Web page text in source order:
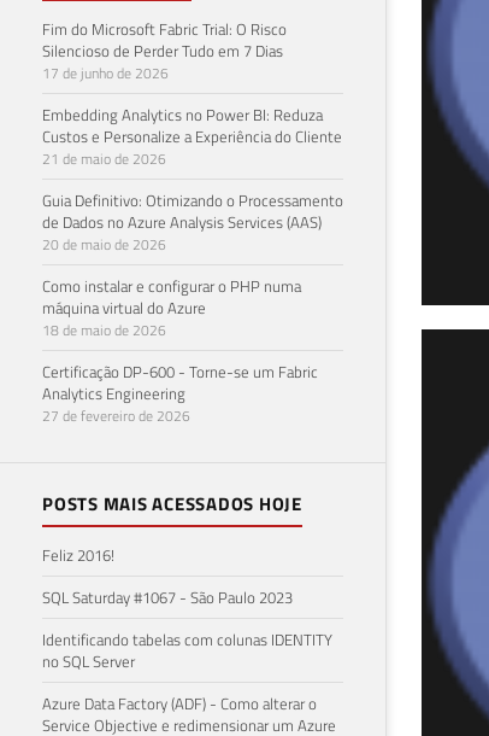
Fim do Microsoft Fabric Trial: O Risco
Silencioso de Perder Tudo em 7 Dias
17 de junho de 2026
Embedding Analytics no Power BI: Reduza
Custos e Personalize a Experiência do Cliente
21 de maio de 2026
Guia Definitivo: Otimizando o Processamento
de Dados no Azure Analysis Services (AAS)
20 de maio de 2026
Como instalar e configurar o PHP numa
máquina virtual do Azure
18 de maio de 2026
Certificação DP-600 - Torne-se um Fabric
Analytics Engineering
27 de fevereiro de 2026
POSTS MAIS ACESSADOS HOJE
Feliz 2016!
SQL Saturday #1067 - São Paulo 2023
Identificando tabelas com colunas IDENTITY
no SQL Server
Azure Data Factory (ADF) - Como alterar o
Service Objective e redimensionar um Azure